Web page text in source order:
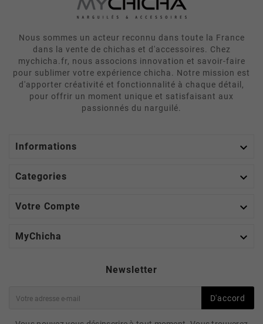
Nous sommes un acteur reconnu dans toute la France
dans la vente de chichas et d'accessoires. Chez
mychicha.fr, nous associons innovation et savoir-faire
pour sublimer votre expérience chicha. Notre mission est
d'apporter créativité et fonctionnalité à chaque détail,
pour offrir un moment unique et satisfaisant aux
passionnés du narguilé.
Informations 
Categories 
Votre Compte 
MyChicha 
Newsletter
D'accord